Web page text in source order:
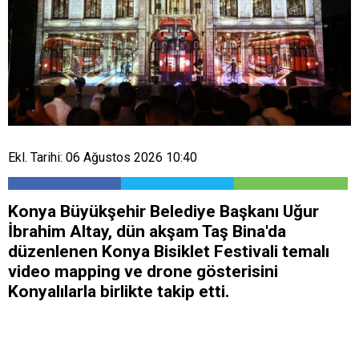
Ekl. Tarihi: 06 Ağustos 2026 10:40
Konya Büyükşehir Belediye Başkanı Uğur
İbrahim Altay, dün akşam Taş Bina'da
düzenlenen Konya Bisiklet Festivali temalı
video mapping ve drone gösterisini
Konyalılarla birlikte takip etti.